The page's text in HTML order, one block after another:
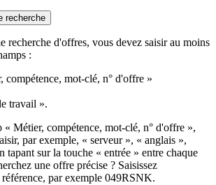
recherche
recherche d'offres, vous devez saisir au moins
:
compétence, mot-clé, n° d'offre »
travail ».
« Métier, compétence, mot-clé, n° d'offre »,
par exemple, « serveur », « anglais »,
tapant sur la touche « entrée » entre chaque
une offre précise ? Saisissez
référence, par exemple 049RSNK.